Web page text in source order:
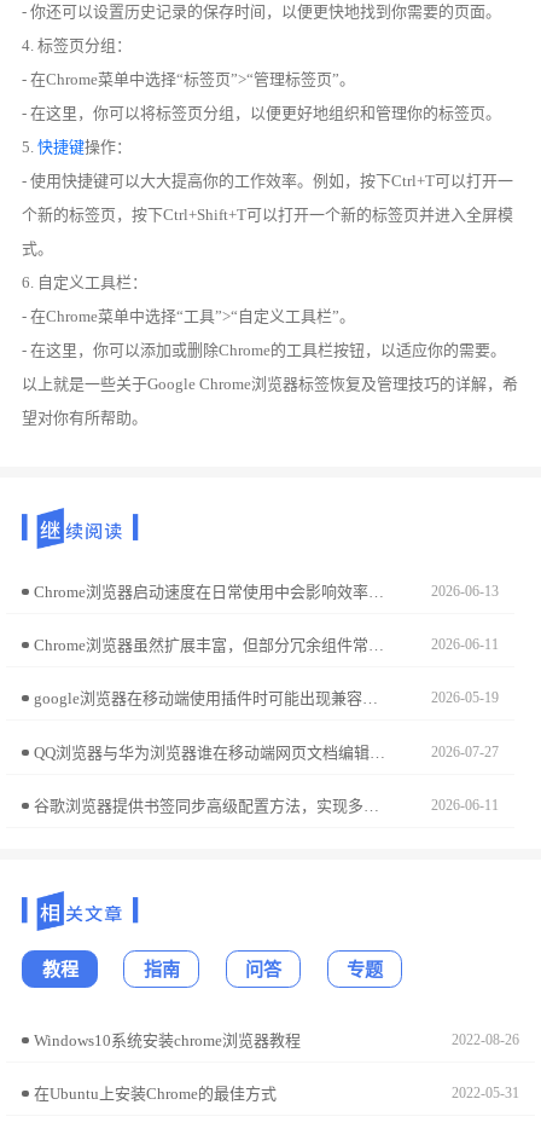
- 你还可以设置历史记录的保存时间，以便更快地找到你需要的页面。
4. 标签页分组：
- 在Chrome菜单中选择“标签页”>“管理标签页”。
- 在这里，你可以将标签页分组，以便更好地组织和管理你的标签页。
5.快捷键操作：
- 使用快捷键可以大大提高你的工作效率。例如，按下Ctrl+T可以打开一
个新的标签页，按下Ctrl+Shift+T可以打开一个新的标签页并进入全屏模
式。
6. 自定义工具栏：
- 在Chrome菜单中选择“工具”>“自定义工具栏”。
- 在这里，你可以添加或删除Chrome的工具栏按钮，以适应你的需要。
以上就是一些关于Google Chrome浏览器标签恢复及管理技巧的详解，希
望对你有所帮助。
Chrome浏览器启动速度在日常使用中会影响效率。文章分享测试和优化方法，帮助用户缩短启动时间，提升浏览器整体响应速度，实现更流畅的上网体验。 2026-06-13
Chrome浏览器虽然扩展丰富，但部分冗余组件常反噬系统性能。分享利用内置任务管理器实时监控各扩展内存占用、CPU负载及脚本冲突的实战经验，旨在帮您构建一个稳健的运行环境，从源头上杜绝违规扩展导致的系统崩溃，维护生产力平台的长效稳定性。 2026-06-11
google浏览器在移动端使用插件时可能出现兼容性问题，本文深入分析常见冲突原因，并提供优化和解决经验，帮助用户保持浏览体验稳定顺畅。 2026-05-19
QQ浏览器与华为浏览器谁在移动端网页文档编辑的兼容性与功能丰富度上更具优势？本篇生产力测评深入对比两款工具的在线文档处理能力，助你挑选最强移动办公伴侣。 2026-07-27
2026-06-11
教程 指南 问答 专题
Windows10系统安装chrome浏览器教程 2022-08-26
在Ubuntu上安装Chrome的最佳方式 2022-05-31